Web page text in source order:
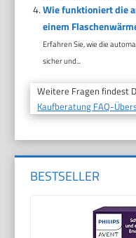
Wie funktioniert die
einem
Erfahren Sie, wie die
sicher und...
Weitere Fragen findest
Kaufberatung FAQ-
BESTSELLER